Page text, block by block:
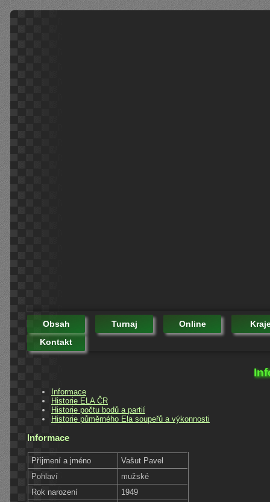
Obsah Turnaj Online
Kontakt
Informace
Historie ELA ČR
Historie počtu bodů a partií
Historie půměrného Ela soupeřů a výkonnosti
Informace
Příjmení a jméno
Vašut Pavel
Pohlaví
mužské
Rok narození
1949